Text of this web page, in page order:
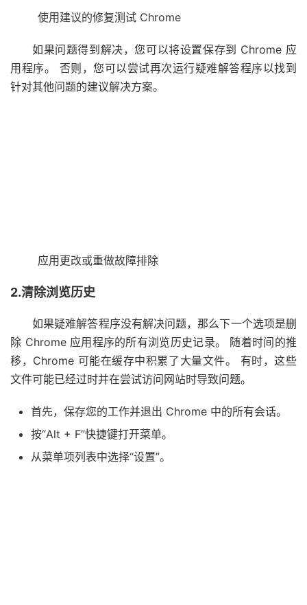
使用建议的修复测试 Chrome
如果问题得到解决，您可以将设置保存到 Chrome 应
用程序。 否则，您可以尝试再次运行疑难解答程序以找到
针对其他问题的建议解决方案。
应用更改或重做故障排除
2.清除浏览历史
如果疑难解答程序没有解决问题，那么下一个选项是删
除 Chrome 应用程序的所有浏览历史记录。 随着时间的推
移，Chrome 可能在缓存中积累了大量文件。 有时，这些
文件可能已经过时并在尝试访问网站时导致问题。
首先，保存您的工作并退出 Chrome 中的所有会话。
按“Alt + F”快捷键打开菜单。
从菜单项列表中选择“设置”。